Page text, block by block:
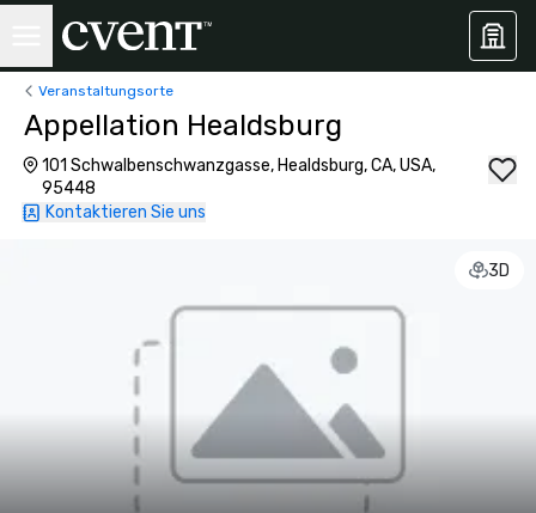
Veranstaltungsorte
Appellation Healdsburg
101 Schwalbenschwanzgasse, Healdsburg, CA, USA,
95448
Kontaktieren Sie uns
3D